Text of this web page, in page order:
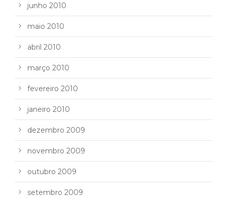
junho 2010
maio 2010
abril 2010
março 2010
fevereiro 2010
janeiro 2010
dezembro 2009
novembro 2009
outubro 2009
setembro 2009